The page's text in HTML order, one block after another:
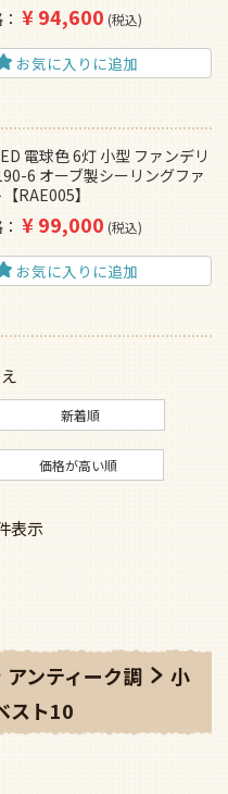
¥94,600 税込
お気に入りに追加
電球色 6灯 小型 ファンデリ
6 オーブ製シーリングファ
RAE005】
¥99,000 税込
お気に入りに追加
新着順
価格が高い順
表示
アンティーク調
小
スト10